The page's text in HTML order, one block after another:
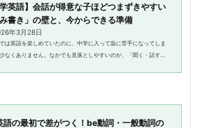
学英語】会話が得意な子ほどつまずきやすい
み書き」の壁と、今からできる準備
年3月28日
は英語を楽しめていたのに、中学に入って急に苦手になってしま
なくありません。なかでも見落としやすいのが、「聞く・話す」
語の最初で差がつく！be動詞・一般動詞の